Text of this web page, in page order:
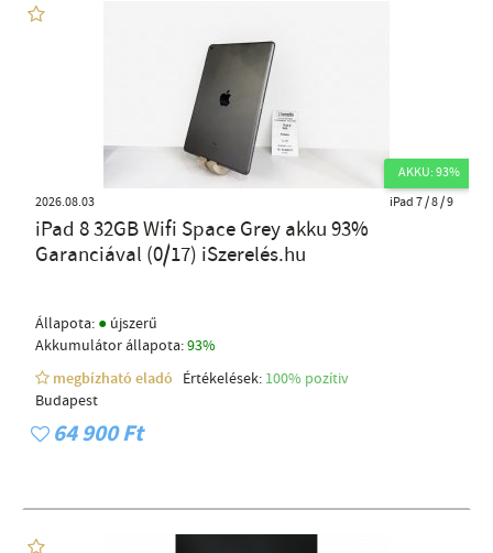
AKKU: 93%
2026.08.03
iPad 7 / 8 / 9
iPad 8 32GB Wifi Space Grey akku 93%
Garanciával (0/17) iSzerelés.hu
Állapota: ● újszerű
Akkumulátor állapota:93%
megbízható eladó
Értékelések: 100% pozítiv
Budapest
64 900 Ft